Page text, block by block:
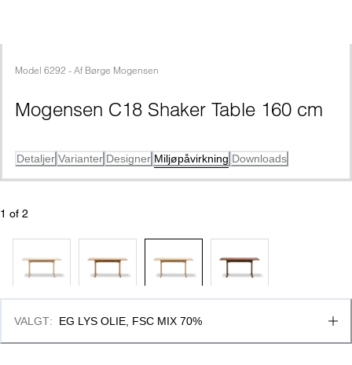
Model 6292 - Af Børge Mogensen
Mogensen C18 Shaker Table 160 cm
Detaljer Varianter Designer Miljøpåvirkning Downloads
1 of 2
VALGT: EG LYS OLIE, FSC MIX 70%